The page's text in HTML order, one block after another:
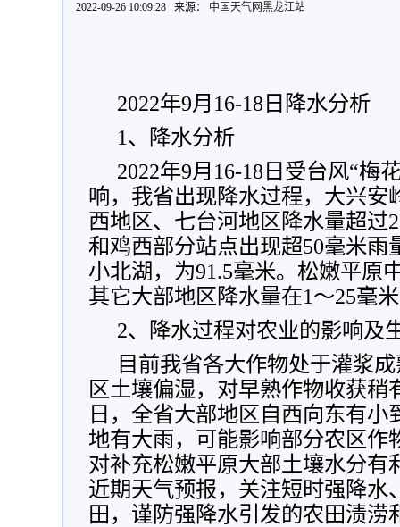
2022-09-26 10:09:28 来源： 中国天气网黑龙江站
2022年9月16-18日降水分析
1、降水分析
2022年9月16-18日受台风“梅
响，我省出现降水过程，大兴安
西地区、七台河地区降水量超过
和鸡西部分站点出现超50毫米雨
小北湖，为91.5毫米。松嫩平原
其它大部地区降水量在1～25毫
2、降水过程对农业的影响及
目前我省各大作物处于灌浆
区土壤偏湿，对早熟作物收获稍
日，全省大部地区自西向东有
地有大雨，可能影响部分农区作
对补充松嫩平原大部土壤水分有
近期天气预报，关注短时强降水
田，谨防强降水引发的农田渍涝